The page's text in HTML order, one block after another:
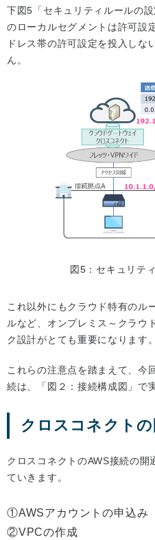
下図5「セキュリティルールの
のローカルセグメントは許可設
ドレス帯の許可設定を投入しな
ん。
図5：セキュリテ
これ以外にもクラウド特有のル
ルなど、オンプレミス～クラウ
ク設計がとても重要になります。
これらの注意点を踏まえて、今
続は、「図２：接続構成図」で
クロスコネクト
クロスコネクトのAWS接続の開
ていきます。
①AWSアカウントの申込み
②VPCの作成